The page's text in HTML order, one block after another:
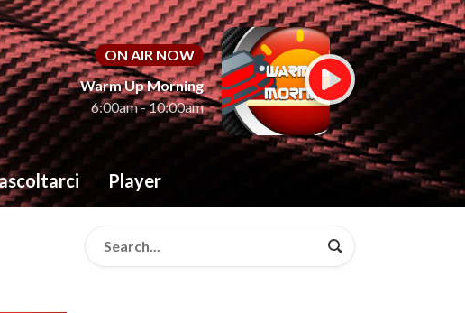
ON AIR NOW
Warm Up Morning
6:00am - 10:00am
Player